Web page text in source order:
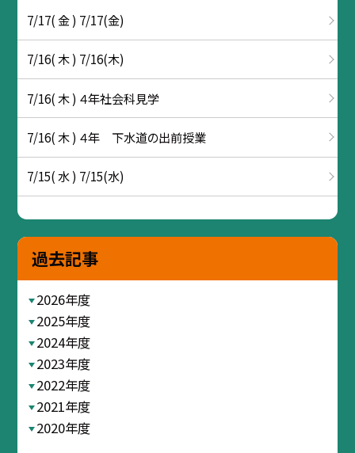
7/17( 金 ) 7/17(金)
7/16( 木 ) 7/16(木)
7/16( 木 ) ４年社会科見学
7/16( 木 ) ４年 下水道の出前授業
7/15( 水 ) 7/15(水)
過去記事
2026年度
2025年度
2024年度
2023年度
2022年度
2021年度
2020年度